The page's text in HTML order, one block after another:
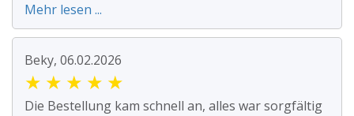
Mehr lesen ...
Beky, 06.02.2026
★ ★ ★ ★ ★
Die Bestellung kam schnell an, alles war sorgfältig